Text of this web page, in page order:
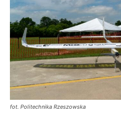
fot. Politechnika Rzeszowska